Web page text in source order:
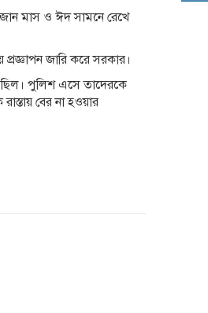
মাস ও ঈদ সামনে রেখে
জারি করে সরকার।
পুলিশ এসে তাদেরকে
বের না হওয়ার